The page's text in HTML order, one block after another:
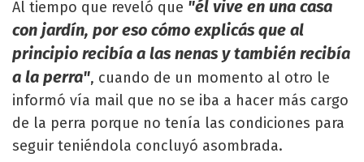
Al tiempo que reveló que "él vive en una casa
con jardín, por eso cómo explicás que al
principio recibía a las nenas y también recibía
a la perra", cuando de un momento al otro le
informó vía mail que no se iba a hacer más cargo
de la perra porque no tenía las condiciones para
seguir teniéndola concluyó asombrada.